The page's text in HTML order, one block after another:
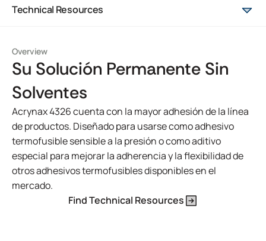
Technical Resources
Overview
Su Solución Permanente Sin
Solventes
Acrynax 4326 cuenta con la mayor adhesión de la línea
de productos. Diseñado para usarse como adhesivo
termofusible sensible a la presión o como aditivo
especial para mejorar la adherencia y la flexibilidad de
otros adhesivos termofusibles disponibles en el
mercado.
Find Technical Resources